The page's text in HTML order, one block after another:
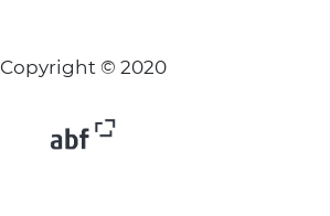
Copyright © 2020